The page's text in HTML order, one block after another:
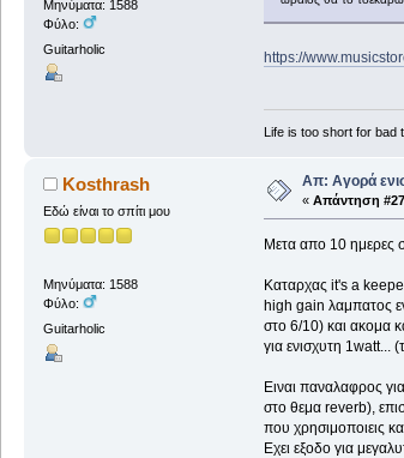
Μηνύματα: 1588
Φύλο:
Guitarholic
https://
Life is too short for bad
Kosthrash
Εδώ είναι το σπίτι μου
Μηνύματα: 1588
Φύλο:
Guitarholic
Απ: Αγορά
« Απάντηση #27
Μετα απο 10 ημερες
Καταρχας it's a
high gain λαμπατος
στο 6/10) και ακομα
για ενισχυτη
Ειναι παναλαφρος
στο θεμα reverb),
που χρησιμοποιεις
Εχει εξοδο για